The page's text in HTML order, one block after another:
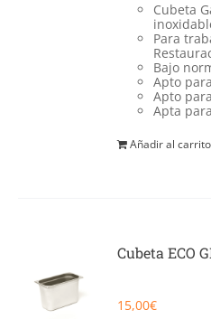
Cubeta
Para
Bajo
Apto
Apto
Apta
Añadir al carrito
Cubeta ECO
15,00€